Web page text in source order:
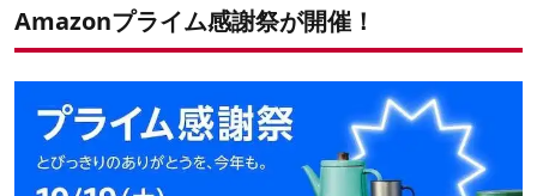
Amazonプライム感謝祭が開催！